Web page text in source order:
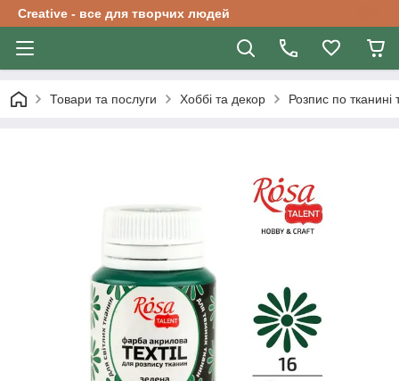
Creative - все для творчих людей
Товари та послуги Хоббі та декор Розпис по тканині